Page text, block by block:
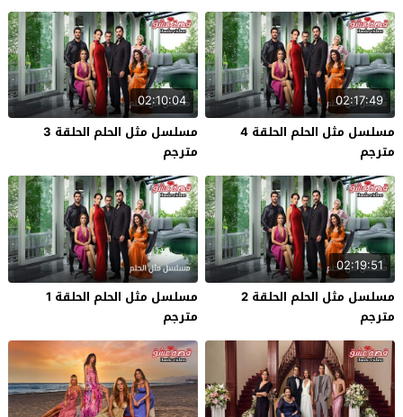
02:17:49
مسلسل مثل الحلم الحلقة 4
مترجم
02:10:04
مسلسل مثل الحلم الحلقة 3
مترجم
02:19:51
مسلسل مثل الحلم الحلقة 2
مترجم
مسلسل مثل الحلم الحلقة 1
مترجم